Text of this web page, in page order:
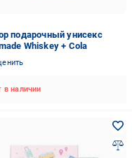
подарочный унисекс
Whiskey + Cola
в наличии